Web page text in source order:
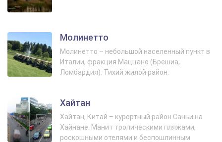
Молинетто
Молинетто – небольшой населенный пункт в
Италии, фракция Маццано (Брешиа,
Ломбардия). Тихий жилой район.
Хайтан
Хайтан, Китай – курортный район Саньи на
Хайнане. Манит тропическими пляжами,
роскошными отелями и беспошлинным